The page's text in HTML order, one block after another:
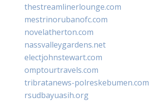
thestreamlinerlounge.com
mestrinorubanofc.com
novelatherton.com
nassvalleygardens.net
electjohnstewart.com
omptourtravels.com
tribratanews-polreskebumen.com
rsudbayuasih.org